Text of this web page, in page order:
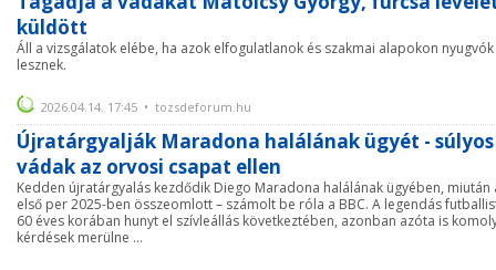
küldött
Áll a vizsgálatok elébe, ha azok elfogulatlanok és szakmai alapokon nyugvók
lesznek.
2026.04.14. 17:45 • tozsdeforum.hu
Újratárgyalják Maradona halálának ügyét - súlyos
vádak az orvosi csapat ellen
Kedden újratárgyalás kezdődik Diego Maradona halálának ügyében, miután
első per 2025-ben összeomlott – számolt be róla a BBC. A legendás
60 éves korában hunyt el szívleállás következtében, azonban azóta is
kérdések merülne ...